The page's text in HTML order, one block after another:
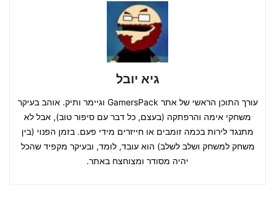
גיא יובל
עורך התוכן הראשי של אתר GamersPack וגיימר ותיק. אוהב בעיקר
משחקי אימה והרפתקה (בעצם, כל דבר עם סיפור טוב), אבל לא
מתנגד לירות בכמה זומבים או חייזרים מידי פעם. בזמן הפנוי (בין
משחק למשחק ושלב לשלב) הוא עובד, לומד, ובעיקר מקפיד שהכל
יהיה מסודר ומצוחצח באתר.